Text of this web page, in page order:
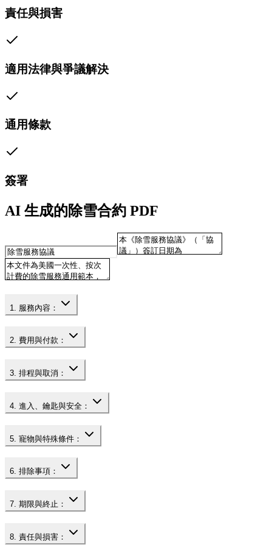
責任與損害
適用法律與爭議解決
通用條款
簽署
AI 生成的除雪合約 PDF
1. 服務內容：
2. 費用與付款：
3. 排程與取消：
4. 進入、鑰匙與安全：
5. 寵物與特殊條件：
6. 排除事項：
7. 期限與終止：
8. 責任與損害：